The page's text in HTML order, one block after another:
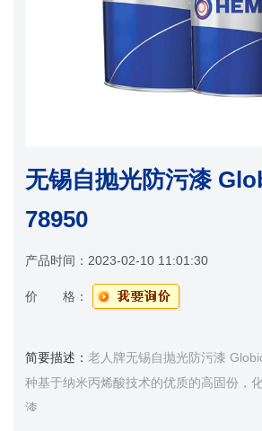
无锡自抛光防污漆
78950
产品时间： 2023-02-10 11:01:30
价 格：
简要描述： 老人牌无锡自抛光防污漆
种基于纳米丙烯酸技术的优质的高固份，
漆